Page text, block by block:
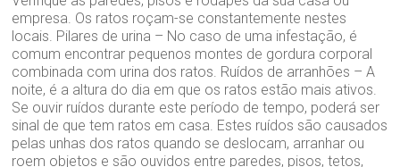
empresa. Os ratos roçam-se constantemente nestes
locais. Pilares de urina – No caso de uma infestação, é
comum encontrar pequenos montes de gordura corporal
combinada com urina dos ratos. Ruídos de arranhões – A
noite, é a altura do dia em que os ratos estão mais ativos.
Se ouvir ruídos durante este período de tempo, poderá ser
sinal de que tem ratos em casa. Estes ruídos são causados
pelas unhas dos ratos quando se deslocam, arranhar ou
roem objetos e são ouvidos entre paredes, pisos, tetos,